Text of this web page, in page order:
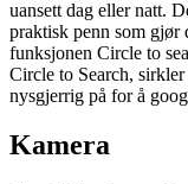
uansett dag eller natt.
praktisk penn som gjør
funksjonen Circle to
Circle to Search,
nysgjerrig på for å
Kamera